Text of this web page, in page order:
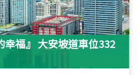
幸福』 大安坡道車位332